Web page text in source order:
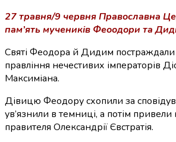
27 травня/9 червня Православна
пам’ять мучеників Феоодори та
Святі Феодора й Дидим постраждали
правління нечестивих імператорів
Максиміана.
Дівицю Феодору схопили за
ув’язнили в темниці, а потім привели
правителя Олександрії Євстратія.